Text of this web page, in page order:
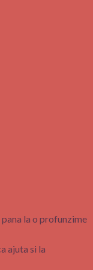
la o profunzime
ajuta si la